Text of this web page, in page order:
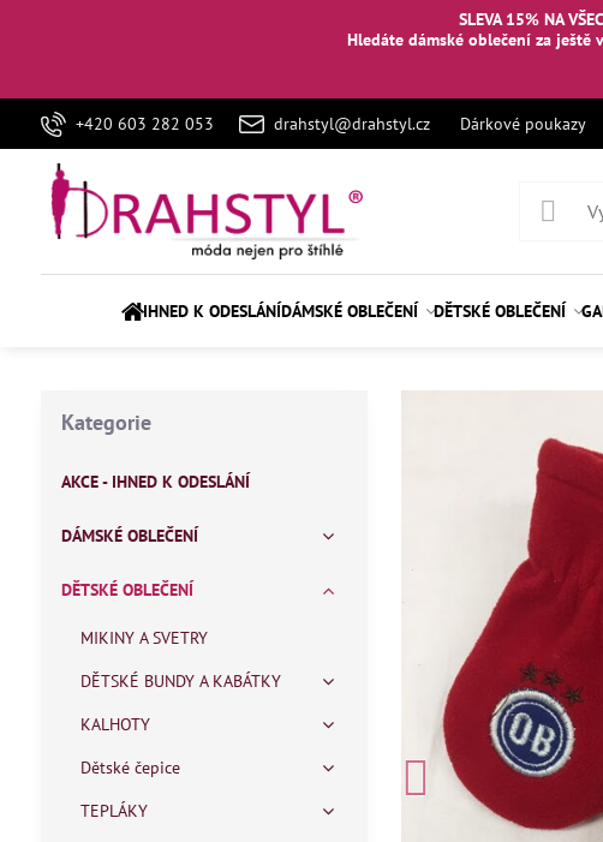
SLEVA 15% NA
Hledáte dámské oblečení za
+420 603 282 053 drahstyl@drahstyl.cz Dárkové poukazy
IHNED K ODESLÁNÍDÁMSKÉ OBLEČENÍ DĚTSKÉ OBLEČENÍ
Kategorie
AKCE - IHNED K ODESLÁNÍ
DÁMSKÉ OBLEČENÍ
DĚTSKÉ OBLEČENÍ
MIKINY A SVETRY
DĚTSKÉ BUNDY A KABÁTKY
KALHOTY
Dětské čepice
TEPLÁKY